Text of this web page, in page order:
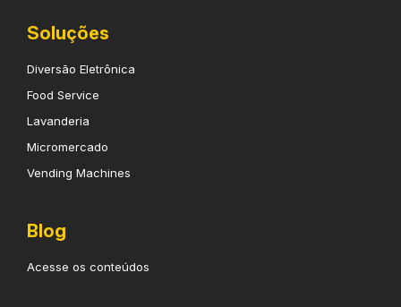
Soluções
Diversão Eletrônica
Food Service
Lavanderia
Micromercado
Vending Machines
Blog
Acesse os conteúdos